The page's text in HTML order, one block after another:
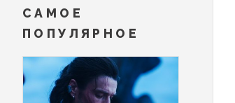
САМОЕ
ПОПУЛЯРНОЕ